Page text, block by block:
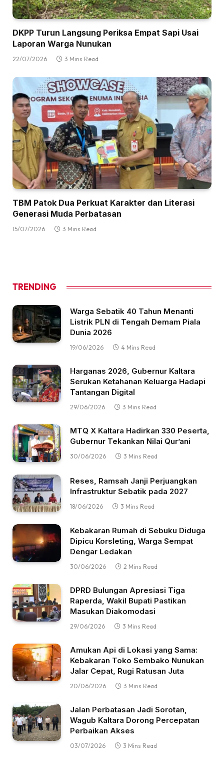
DKPP Turun Langsung Periksa Empat Sapi Usai
Laporan Warga Nunukan
22/07/2026 3 Mins Read
TBM Patok Dua Perkuat Karakter dan Literasi
Generasi Muda Perbatasan
15/07/2026 3 Mins Read
TRENDING
Warga Sebatik 40 Tahun Menanti
Listrik PLN di Tengah Demam Piala
Dunia 2026
19/06/2026 4 Mins Read
Harganas 2026, Gubernur Kaltara
Serukan Ketahanan Keluarga Hadapi
Tantangan Digital
29/06/2026 3 Mins Read
MTQ X Kaltara Hadirkan 330 Peserta,
Gubernur Tekankan Nilai Qur’ani
30/06/2026 3 Mins Read
Reses, Ramsah Janji Perjuangkan
Infrastruktur Sebatik pada 2027
18/06/2026 3 Mins Read
Kebakaran Rumah di Sebuku Diduga
Dipicu Korsleting, Warga Sempat
Dengar Ledakan
30/06/2026 2 Mins Read
DPRD Bulungan Apresiasi Tiga
Raperda, Wakil Bupati Pastikan
Masukan Diakomodasi
29/06/2026 3 Mins Read
Amukan Api di Lokasi yang Sama:
Kebakaran Toko Sembako Nunukan
Jalar Cepat, Rugi Ratusan Juta
20/06/2026 3 Mins Read
Jalan Perbatasan Jadi Sorotan,
Wagub Kaltara Dorong Percepatan
Perbaikan Akses
03/07/2026 3 Mins Read